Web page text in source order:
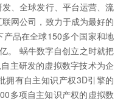
、全球发行、平台运营、流
网公司，致力于成为最好的
品在全球150多个国家和地
。 蜗牛数字自创立之时就把
主研发的虚拟数字技术为企
拥有自主知识产权3D引擎的
多项自主知识产权的虚拟数